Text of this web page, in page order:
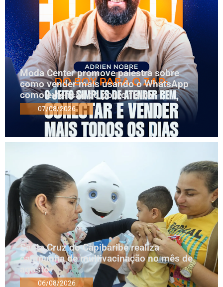
Moda Center promove palestra sobre
como vender mais usando o WhatsApp
como extensão do ponto físico
07/08/2026
Santa Cruz do Capibaribe realiza
campanha de multivacinação no mês de
agosto
06/08/2026